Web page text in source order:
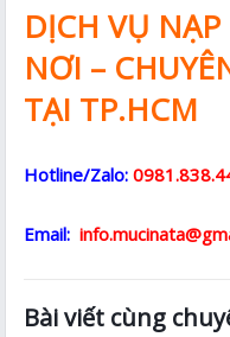
DỊCH VỤ
NƠI –
TẠI TP.HCM
Hotline/Zalo:
Email:
Bài viết cùng